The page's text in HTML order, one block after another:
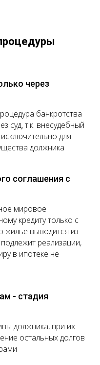
через
банкротства
суд, т.к. внесудебный
для
должника
соглашения с
мировое
кредиту только с
жилье выводится из
реализации,
в ипотеке не
- стадия
должника, при их
остальных долгов